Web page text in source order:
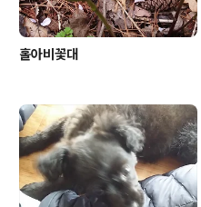
홀아비꽃대